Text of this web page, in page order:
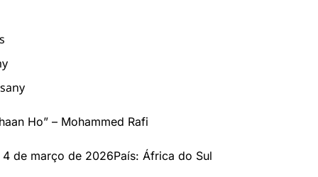
Ho” – Mohammed Rafi
de março de 2026País: África do Sul